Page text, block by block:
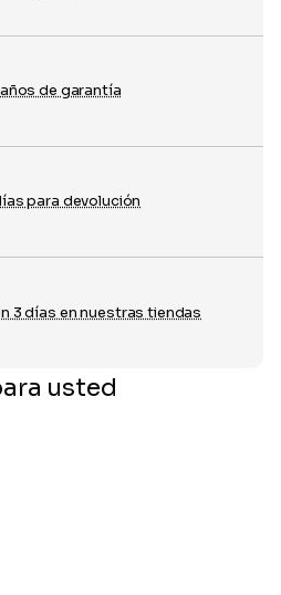
de garantía
para devolución
3 días en nuestras tiendas
usted